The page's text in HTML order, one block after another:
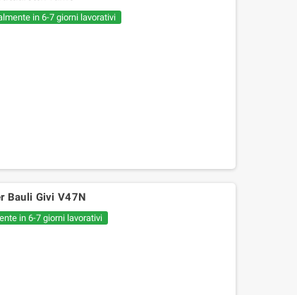
in 6-7 giorni lavorativi
Bauli Givi V47N
in 6-7 giorni lavorativi